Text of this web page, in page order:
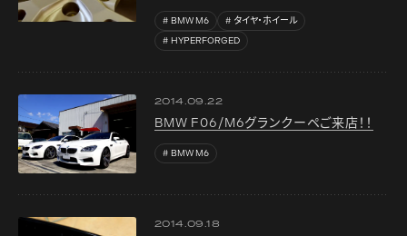
BMW M6
タイヤ・ホイール
HYPERFORGED
2014.09.22
BMW F06/M6グランクーペご来店！！
BMW M6
2014.09.18